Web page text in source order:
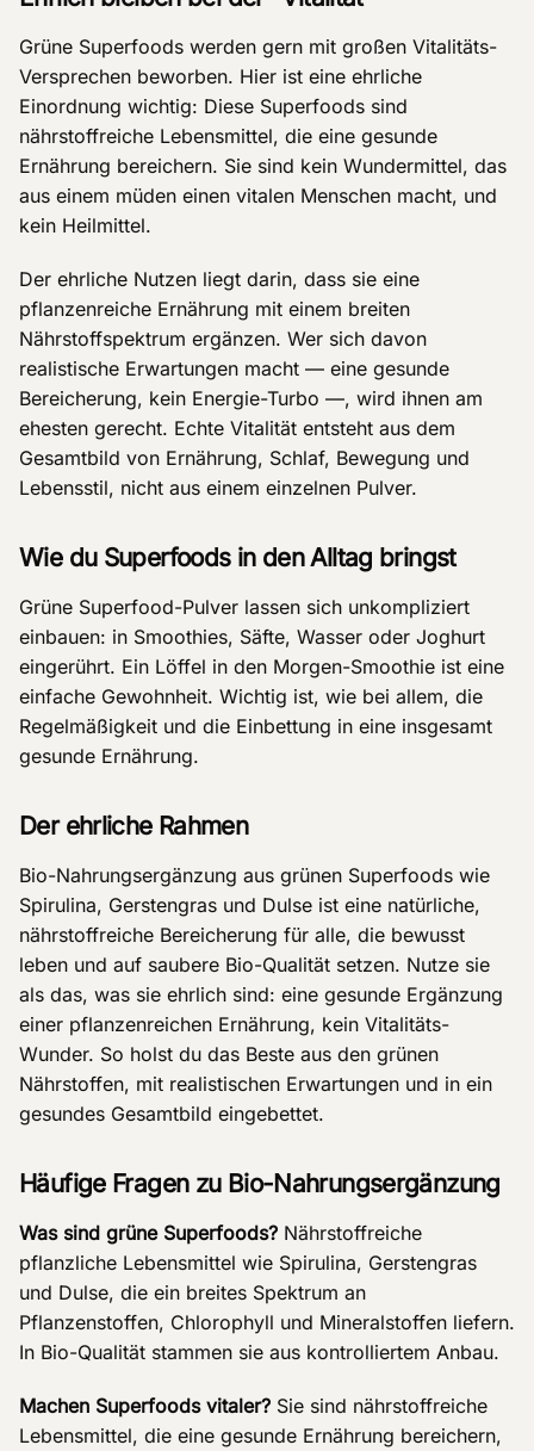
Grüne Superfoods werden gern mit großen Vitalitäts-
Versprechen beworben. Hier ist eine ehrliche
Einordnung wichtig: Diese Superfoods sind
nährstoffreiche Lebensmittel, die eine gesunde
Ernährung bereichern. Sie sind kein Wundermittel, das
aus einem müden einen vitalen Menschen macht, und
kein Heilmittel.
Der ehrliche Nutzen liegt darin, dass sie eine
pflanzenreiche Ernährung mit einem breiten
Nährstoffspektrum ergänzen. Wer sich davon
realistische Erwartungen macht — eine gesunde
Bereicherung, kein Energie-Turbo —, wird ihnen am
ehesten gerecht. Echte Vitalität entsteht aus dem
Gesamtbild von Ernährung, Schlaf, Bewegung und
Lebensstil, nicht aus einem einzelnen Pulver.
Wie du Superfoods in den Alltag bringst
Grüne Superfood-Pulver lassen sich unkompliziert
einbauen: in Smoothies, Säfte, Wasser oder Joghurt
eingerührt. Ein Löffel in den Morgen-Smoothie ist eine
einfache Gewohnheit. Wichtig ist, wie bei allem, die
Regelmäßigkeit und die Einbettung in eine insgesamt
gesunde Ernährung.
Der ehrliche Rahmen
Bio-Nahrungsergänzung aus grünen Superfoods wie
Spirulina, Gerstengras und Dulse ist eine natürliche,
nährstoffreiche Bereicherung für alle, die bewusst
leben und auf saubere Bio-Qualität setzen. Nutze sie
als das, was sie ehrlich sind: eine gesunde Ergänzung
einer pflanzenreichen Ernährung, kein Vitalitäts-
Wunder. So holst du das Beste aus den grünen
Nährstoffen, mit realistischen Erwartungen und in ein
gesundes Gesamtbild eingebettet.
Häufige Fragen zu Bio-Nahrungsergänzung
Was sind grüne Superfoods? Nährstoffreiche
pflanzliche Lebensmittel wie Spirulina, Gerstengras
und Dulse, die ein breites Spektrum an
Pflanzenstoffen, Chlorophyll und Mineralstoffen liefern.
In Bio-Qualität stammen sie aus kontrolliertem Anbau.
Machen Superfoods vitaler? Sie sind nährstoffreiche
Lebensmittel, die eine gesunde Ernährung bereichern,